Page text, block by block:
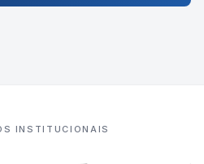
INSTITUCIONAIS